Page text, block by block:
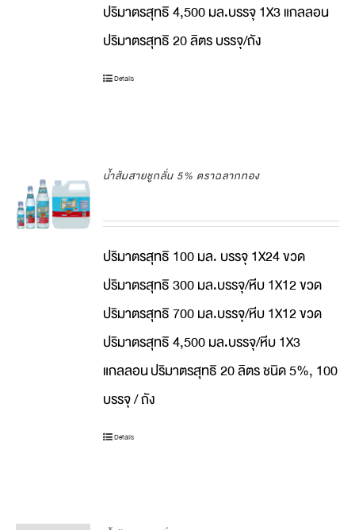
ปริมาตรสุทธิ 4,500 มล.บรรจุ 1X3 แกลลอน
ปริมาตรสุทธิ 20 ลิตร บรรจุ/ถัง
Details
น้ำส้มสายชูกลั่น 5% ตราฉลากทอง
ปริมาตรสุทธิ 100 มล. บรรจุ 1X24 ขวด
ปริมาตรสุทธิ 300 มล.บรรจุ/หีบ 1X12 ขวด
ปริมาตรสุทธิ 700 มล.บรรจุ/หีบ 1X12 ขวด
ปริมาตรสุทธิ 4,500 มล.บรรจุ/หีบ 1X3
แกลลอนปริมาตรสุทธิ 20 ลิตร ชนิด 5%, 100
บรรจุ / ถัง
Details